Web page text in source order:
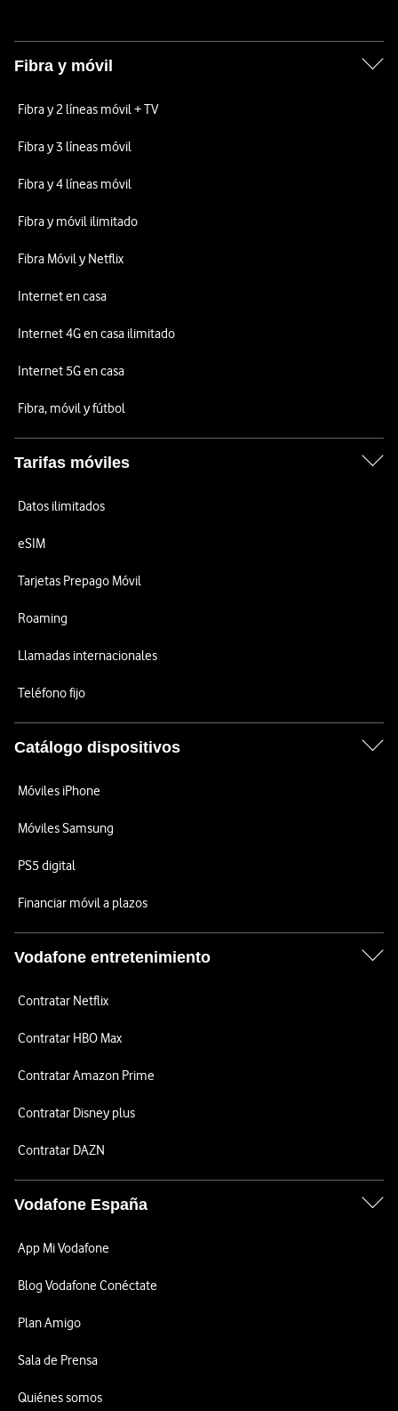
Fibra y móvil
Fibra y 2 líneas móvil + TV
Fibra y 3 líneas móvil
Fibra y 4 líneas móvil
Fibra y móvil ilimitado
Fibra Móvil y Netflix
Internet en casa
Internet 4G en casa ilimitado
Internet 5G en casa
Fibra, móvil y fútbol
Tarifas móviles
Datos ilimitados
eSIM
Tarjetas Prepago Móvil
Roaming
Llamadas internacionales
Teléfono fijo
Catálogo dispositivos
Móviles iPhone
Móviles Samsung
PS5 digital
Financiar móvil a plazos
Vodafone entretenimiento
Contratar Netflix
Contratar HBO Max
Contratar Amazon Prime
Contratar Disney plus
Contratar DAZN
Vodafone España
App Mi Vodafone
Blog Vodafone Conéctate
Plan Amigo
Sala de Prensa
Quiénes somos